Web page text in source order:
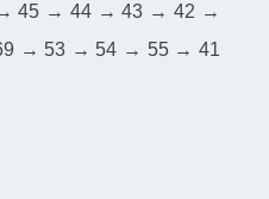
45 → 44 → 43 → 42 →
→ 53 → 54 → 55 → 41